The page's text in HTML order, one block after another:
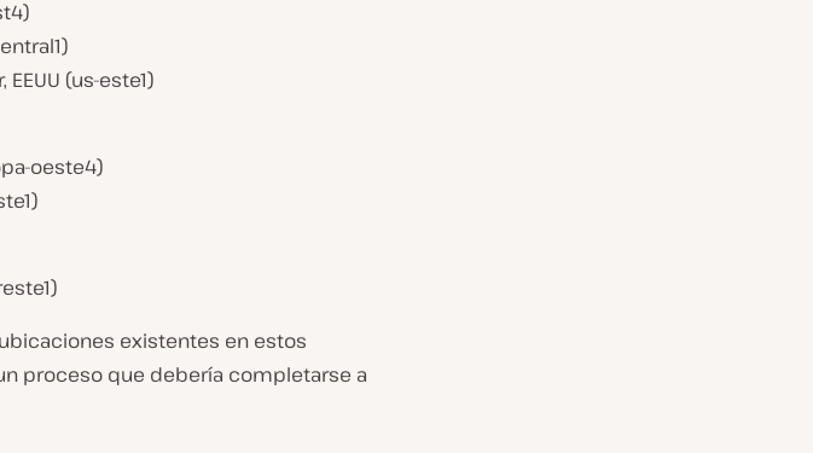
(us-este1)
oeste4)
existentes en estos
proceso que debería completarse a